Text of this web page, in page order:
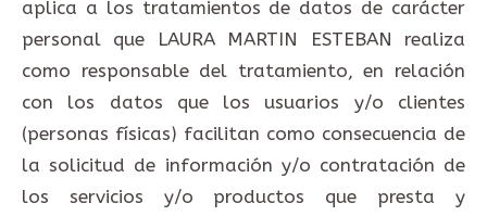
aplica a los tratamientos de datos de carácter
personal que LAURA MARTIN ESTEBAN realiza
como responsable del tratamiento, en relación
con los datos que los usuarios y/o clientes
(personas físicas) facilitan como consecuencia de
la solicitud de información y/o contratación de
los servicios y/o productos que presta y